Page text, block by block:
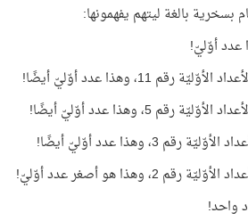
بسخرية بالغة ليتهم يفهمونها:
واحد!